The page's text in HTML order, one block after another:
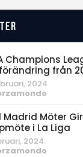
Champions
från
2024
Madrid Möter
i La Liga
2024